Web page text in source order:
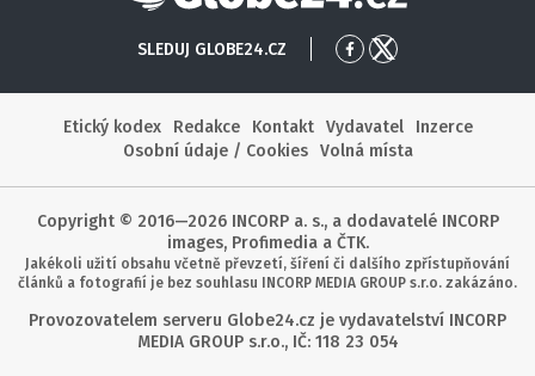
SLEDUJ GLOBE24.CZ
Přejít
Facebook
Přejít
X
Etický kodex
Redakce Kontakt Vydavatel
Inzerce
Osobní údaje / Cookies
Volná místa
Copyright © 2016—2026 INCORP a. s., a dodavatelé INCORP
images, Profimedia a ČTK.
Jakékoli užití obsahu včetně převzetí, šíření či dalšího zpřístupňování
článků a fotografií je bez souhlasu INCORP MEDIA GROUP s.r.o. zakázáno.
Provozovatelem serveru Globe24.cz je vydavatelství INCORP
MEDIA GROUP s.r.o., IČ: 118 23 054